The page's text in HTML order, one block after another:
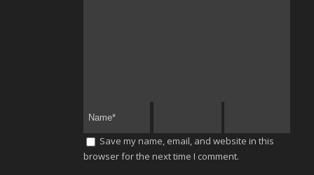
Save my name, email, and website in this
browser for the next time I comment.